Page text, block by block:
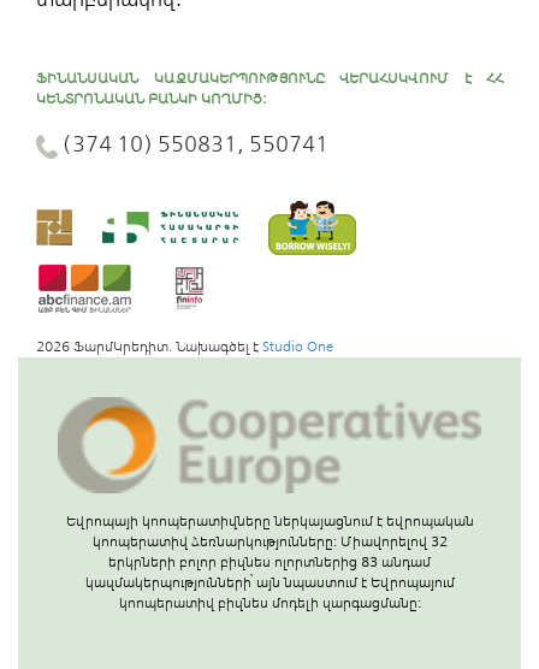
ՖԻՆԱՆՍԱԿԱՆ ԿԱԶՄԱԿԵՐՊՈՒԹՅՈՒՆԸ ՎԵՐԱՀՍԿՎՈՒՄ Է ՀՀ
ԿԵՆՏՐՈՆԱԿԱՆ ԲԱՆԿԻ ԿՈՂՄԻՑ:
(374 10) 550831, 550741
2026 ՖարմԿրեդիտ. Նախագծել է Studio One
Եվրոպայի կոոպերատիվները ներկայացնում է եվրոպական
կոոպերատիվ ձեռնարկությունները: Միավորելով 32
երկրների բոլոր բիզնես ոլորտներից 83 անդամ
կազմակերպությունների՝ այն նպաստում է Եվրոպայում
կոոպերատիվ բիզնես մոդելի զարգացմանը: